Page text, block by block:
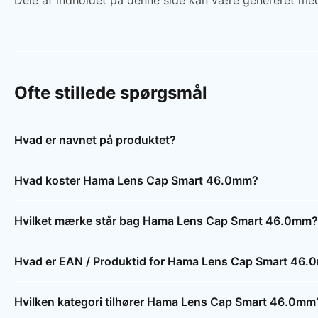
Ofte stillede spørgsmål
Hvad er navnet på produktet?
Hvad koster Hama Lens Cap Smart 46.0mm?
Hvilket mærke står bag Hama Lens Cap Smart 46.0mm?
Hvad er EAN / Produktid for Hama Lens Cap Smart
Hvilken kategori tilhører Hama Lens Cap Smart